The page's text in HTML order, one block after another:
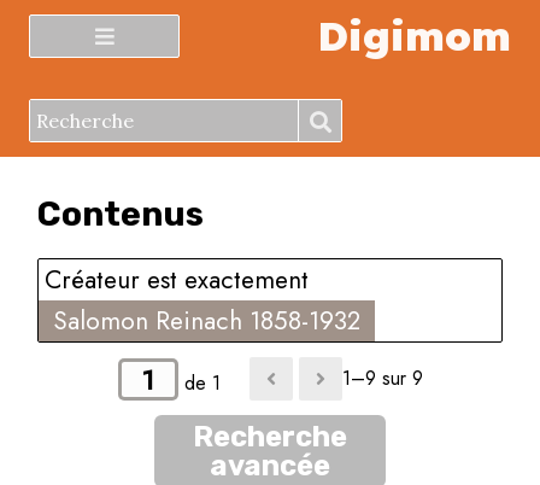
Digimom
Contenus
Créateur est exactement
Salomon Reinach 1858-1932
de 1 1–9 sur 9
Recherche
avancée